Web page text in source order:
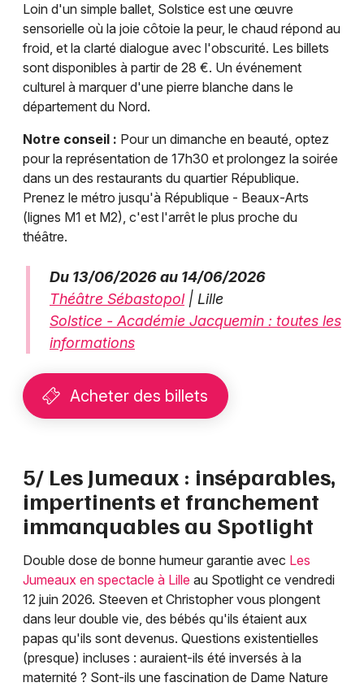
Loin d'un simple ballet, Solstice est une œuvre
sensorielle où la joie côtoie la peur, le chaud répond au
froid, et la clarté dialogue avec l'obscurité. Les billets
sont disponibles à partir de 28 €. Un événement
culturel à marquer d'une pierre blanche dans le
département du Nord.
Notre conseil : Pour un dimanche en beauté, optez
pour la représentation de 17h30 et prolongez la soirée
dans un des restaurants du quartier République.
Prenez le métro jusqu'à République - Beaux-Arts
(lignes M1 et M2), c'est l'arrêt le plus proche du
théâtre.
Du 13/06/2026 au 14/06/2026
Théâtre Sébastopol| Lille
Solstice - Académie Jacquemin : toutes les
informations
Acheter des billets
5/ Les Jumeaux : inséparables,
impertinents et franchement
immanquables au Spotlight
Double dose de bonne humeur garantie avec Les
Jumeaux en spectacle à Lille au Spotlight ce vendredi
12 juin 2026. Steeven et Christopher vous plongent
dans leur double vie, des bébés qu'ils étaient aux
papas qu'ils sont devenus. Questions existentielles
(presque) incluses : auraient-ils été inversés à la
maternité ? Sont-ils une fascination de Dame Nature